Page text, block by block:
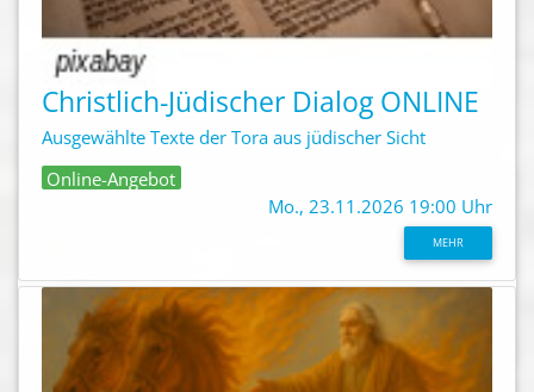
Christlich-Jüdischer Dialog ONLINE
Ausgewählte Texte der Tora aus jüdischer Sicht
Online-Angebot
Mo., 23.11.2026 19:00 Uhr
MEHR